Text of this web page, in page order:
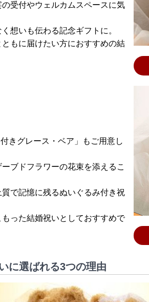
受付やウェルカムスペースに気
想いも伝わる記念ギフトに。
もに届けたい方におすすめの結
きグレース・ベア」もご用意し
ブドフラワーの花束を添えるこ
で記憶に残るぬいぐるみ付き祝
った結婚祝いとしておすすめで
に選ばれる3つの理由